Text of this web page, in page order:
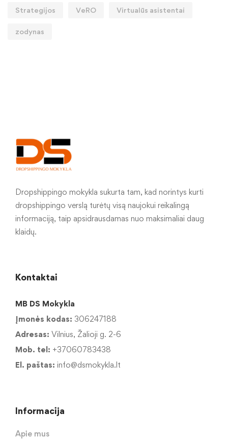
Strategijos VeRO Virtualūs asistentai
zodynas
Dropshippingo mokykla sukurta tam, kad norintys kurti
dropshippingo verslą turėtų visą naujokui reikalingą
informaciją, taip apsidrausdamas nuo maksimaliai daug
klaidų.
Kontaktai
MB DS Mokykla
Įmonės kodas: 306247188
Adresas: Vilnius, Žalioji g. 2-6
Mob. tel: +37060783438
El. paštas: info@dsmokykla.lt
Informacija
Apie mus